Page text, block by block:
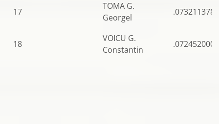
17
TOMA G.
Georgel
.0732113786
18
VOICU G.
Constantin
.0724520004